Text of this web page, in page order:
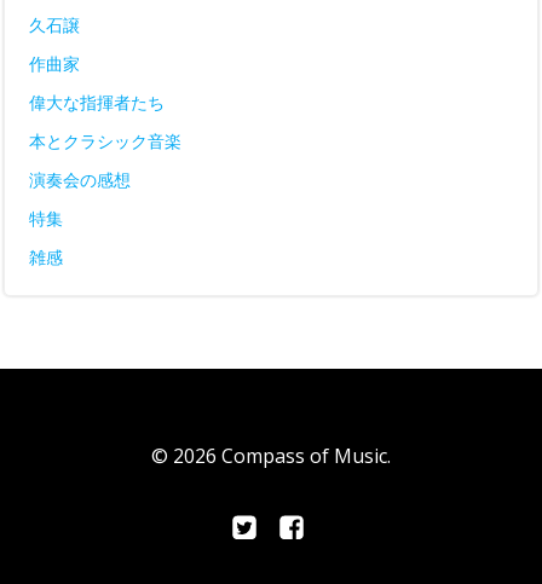
久石譲
作曲家
偉大な指揮者たち
本とクラシック音楽
演奏会の感想
特集
雑感
© 2026 Compass of Music.